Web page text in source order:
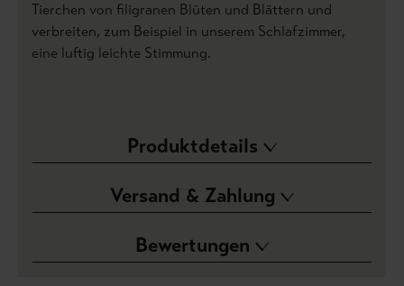
Tierchen von filigranen Blüten und Blättern und
verbreiten, zum Beispiel in unserem Schlafzimmer,
eine luftig leichte Stimmung.
Produktdetails
Versand & Zahlung
Bewertungen